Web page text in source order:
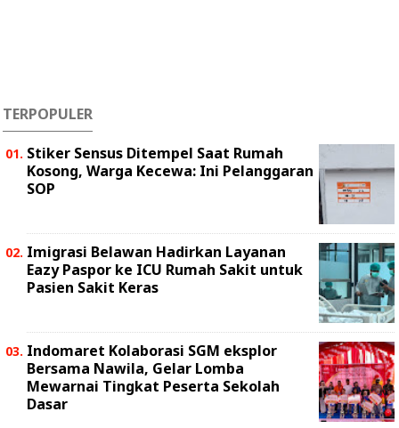
TERPOPULER
Stiker Sensus Ditempel Saat Rumah
Kosong, Warga Kecewa: Ini Pelanggaran
SOP
Imigrasi Belawan Hadirkan Layanan
Eazy Paspor ke ICU Rumah Sakit untuk
Pasien Sakit Keras
Indomaret Kolaborasi SGM eksplor
Bersama Nawila, Gelar Lomba
Mewarnai Tingkat Peserta Sekolah
Dasar